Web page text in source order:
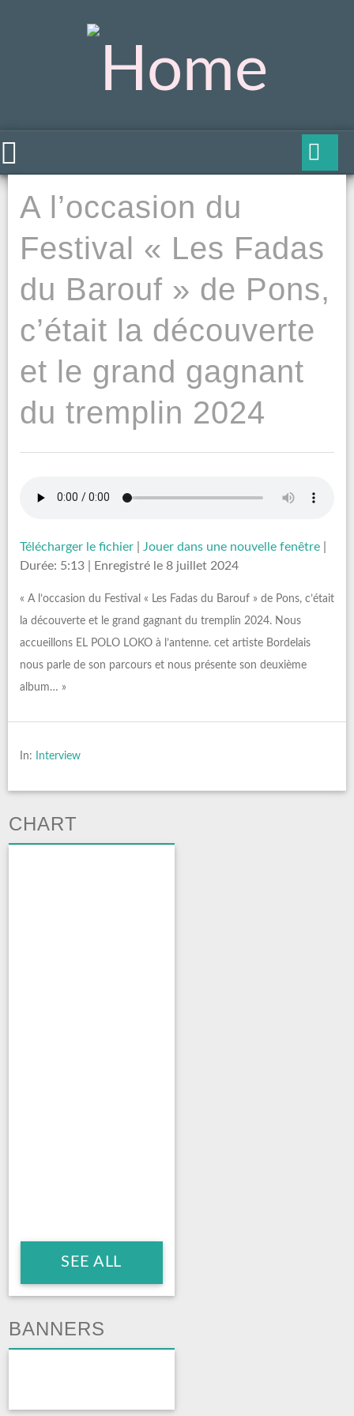
A l’occasion du
Festival « Les Fadas
du Barouf » de Pons,
c’était la découverte
et le grand gagnant
du tremplin 2024
Télécharger le fichier Jouer dans une nouvelle fenêtre
Durée: 5:13
Enregistré le 8 juillet 2024
« A l’occasion du Festival « Les Fadas du Barouf » de Pons, c’était
la découverte et le grand gagnant du tremplin 2024. Nous
accueillons EL POLO LOKO à l’antenne. cet artiste Bordelais
nous parle de son parcours et nous présente son deuxième
album… »
In: Interview
CHART
SEE ALL
BANNERS